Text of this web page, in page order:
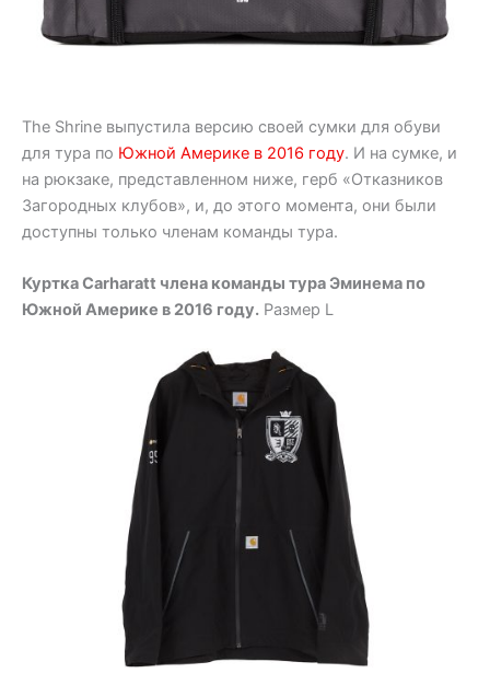
The Shrine выпустила версию своей cумки для обуви
для тура по Южной Америке в 2016 году. И на сумке, и
на рюкзаке, представленном ниже, герб «Отказников
Загородных клубов», и, до этого момента, они были
доступны только членам команды тура.
Куртка Carharatt члена команды тура Эминема по
Южной Америке в 2016 году. Размер L